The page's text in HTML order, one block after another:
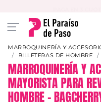
MARROQUINERÍA Y
BILLETERAS DE HOMBRE
MARROQUINERÍA Y
MAYORISTA PARA
HOMBRE –